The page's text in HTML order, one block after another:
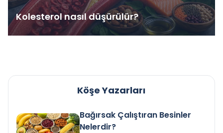
Kolesterol nasıl düşürülür?
Köşe Yazarları
Bağırsak Çalıştıran Besinler
Nelerdir?